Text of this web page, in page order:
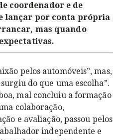
coordenador e de
lançar por conta própria
mas quando
pelos automóveis”, mas,
do que uma escolha”.
mal concluiu a formação
colaboração,
e avaliação, passou pelos
independente e